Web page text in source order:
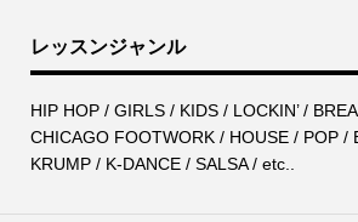
レッスンジャンル
HIP HOP / GIRLS / KIDS / LOCKIN’ /
CHICAGO FOOTWORK / HOUSE / POP /
KRUMP / K-DANCE / SALSA / etc..